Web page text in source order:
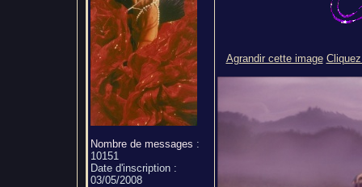
Nombre de messages :
10151
Date d'inscription :
03/05/2008
Agrandir cette image